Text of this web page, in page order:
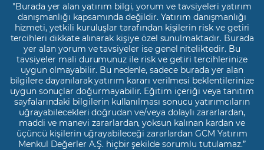
"Burada yer alan yatırım bilgi, yorum ve tavsiyeleri yatırım
danışmanlığı kapsamında değildir. Yatırım danışmanlığı
hizmeti, yetkili kuruluşlar tarafından kişilerin risk ve getiri
tercihleri dikkate alınarak kişiye özel sunulmaktadır. Burada
yer alan yorum ve tavsiyeler ise genel niteliktedir. Bu
tavsiyeler mali durumunuz ile risk ve getiri tercihlerinize
uygun olmayabilir. Bu nedenle, sadece burada yer alan
bilgilere dayanılarak yatırım kararı verilmesi beklentilerinize
uygun sonuçlar doğurmayabilir. Eğitim içeriği veya tanıtım
sayfalarındaki bilgilerin kullanılması sonucu yatırımcıların
uğrayabilecekleri doğrudan ve/veya dolaylı zararlardan,
maddi ve manevi zararlardan, yoksun kalınan kardan ve
üçüncü kişilerin uğrayabileceği zararlardan GCM Yatırım
Menkul Değerler A.Ş. hiçbir şekilde sorumlu tutulamaz.”